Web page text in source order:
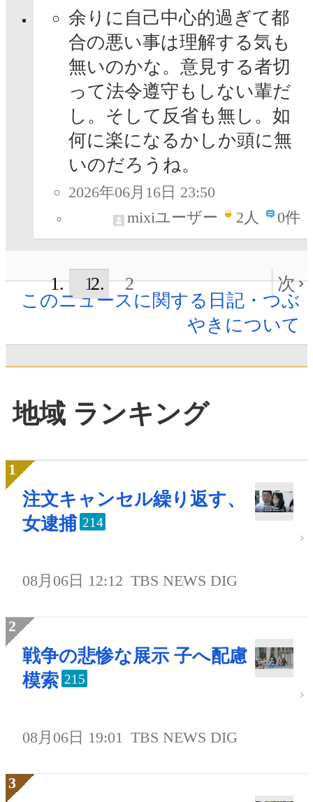
余りに自己中心的過ぎて都
合の悪い事は理解する気も
無いのかな。意見する者切
って法令遵守もしない輩だ
し。そして反省も無し。如
何に楽になるかしか頭に無
いのだろうね。
2026年06月16日 23:50
mixiユーザー
2人 0件
1 2
次
このニュースに関する日記・つぶ
やきについて
地域 ランキング
注文キャンセル繰り返す、
女逮捕 214
08月06日 12:12 TBS NEWS DIG
戦争の悲惨な展示 子へ配慮
模索 215
08月06日 19:01 TBS NEWS DIG